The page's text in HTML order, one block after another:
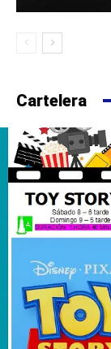
Cartelera